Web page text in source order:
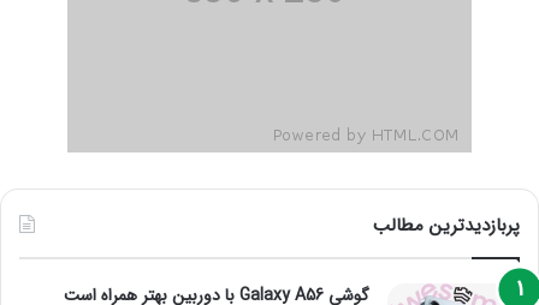
پربازدیدترین مطالب
گوشی Galaxy A56 با دوربین بهتر همراه است